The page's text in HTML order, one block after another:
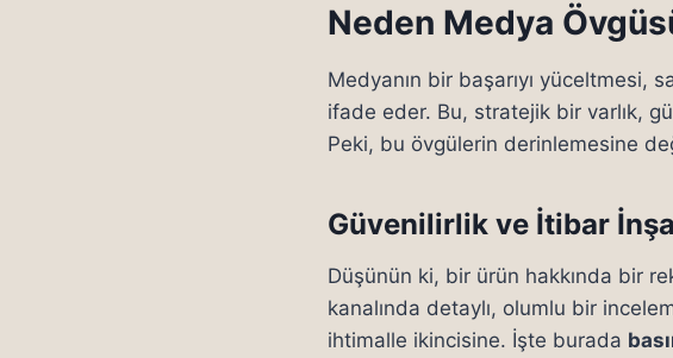
Neden Medya
Medyanın bir başarıyı yüceltmesi,
ifade eder. Bu, stratejik bir varlık,
Peki, bu övgülerin derinlemesine
Güvenilirlik ve İtibar
Düşünün ki, bir ürün hakkında bir
kanalında detaylı, olumlu bir
ihtimalle ikincisine. İşte burada